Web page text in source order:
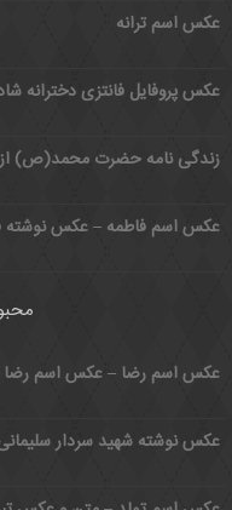
عکس اسم ترانه
عکس پروفایل فانتزی دخترانه
عکس اسم فاطمه – عکس نوشته
عکس اسم رضا – عکس اسم رضا
عکس نوشته شهید سردار